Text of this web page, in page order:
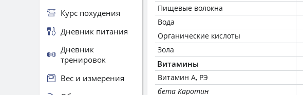
Пищевые волокна
Вода
Органические кислоты
Зола
Витамины
Витамин А, РЭ
бета Каротин
Курс похудения
Дневник питания
Дневник
тренировок
Вес и измерения